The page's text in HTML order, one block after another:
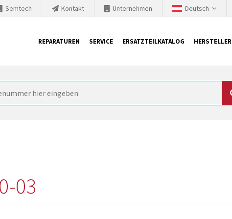
Deutsch
Unternehmen
Kontakt
Semtech
REPARATUREN SERVICE ERSATZTEILKATALOG HERSTELLER
Siemens
03